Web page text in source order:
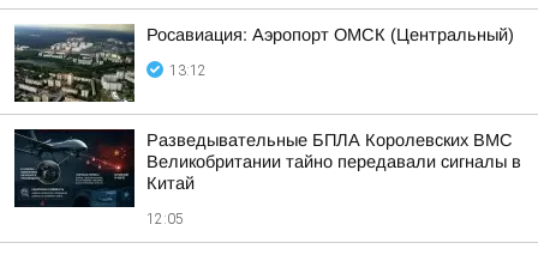
Росавиация: Аэропорт ОМСК (Центральный)
13:12
Разведывательные БПЛА Королевских ВМС
Великобритании тайно передавали сигналы в
Китай
12:05